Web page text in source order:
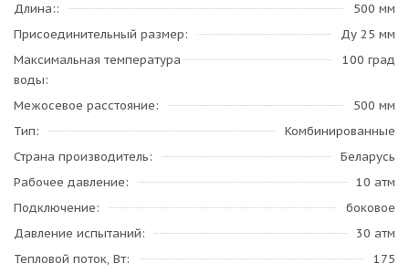
Длина:
500 мм
Присоединительный размер
Ду 25 мм
Максимальная температура
воды
100 град
Межосевое расстояние
500 мм
Тип
Комбинированные
Страна производитель
Беларусь
Рабочее давление
10 атм
Подключение
боковое
Давление испытаний
30 атм
Тепловой поток, Вт
175